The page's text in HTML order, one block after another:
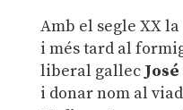
Amb el segle XX
i més tard al
liberal gallec
i donar nom al